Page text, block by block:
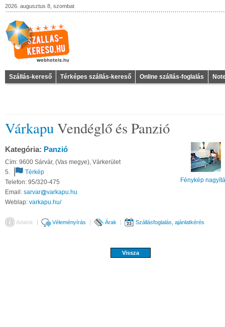
2026. augusztus 8, szombat
Szállás-kereső Térképes szállás-kereső Online szállás-foglalás
VárkapuVendéglő és Panzió
Kategória: Panzió
Cím: 9600 Sárvár, (Vas megye), Várkerület
5.
Térkép
Telefon: 95/320-475
Email: sarvar varkapu hu
Weblap: varkapu.hu/
Fénykép
Adatok Véleményírás Árak Szállásfoglalás, ajánlatkérés